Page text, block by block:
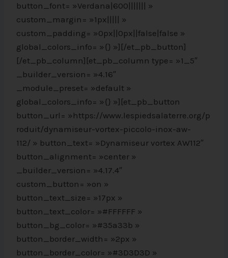
button_font= »Verdana|600||||||| »
custom_margin= »1px||||| »
custom_padding= »0px||0px||false|false »
global_colors_info= »{} »][/et_pb_button]
[/et_pb_column][et_pb_column type= »1_5″
_builder_version= »4.16″
_module_preset= »default »
global_colors_info= »{} »][et_pb_button
button_url= »https://www.lespiedsalaterre.org/p
roduit/dynamiseur-vortex-piccolo-inox-aw-
112/ » button_text= »Dynamiseur vortex AW112″
button_alignment= »center »
_builder_version= »4.17.4″
custom_button= »on »
button_text_size= »17px »
button_text_color= »#FFFFFF »
button_bg_color= »#35a33b »
button_border_width= »2px »
button_border_color= »#3D3D3D »